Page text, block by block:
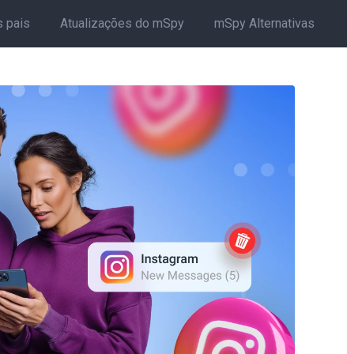
pais Atualizações do mSpy mSpy Alternativas